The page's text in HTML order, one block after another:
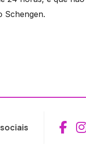
Schengen.